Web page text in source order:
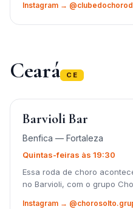
Instagram →
Ceará CE
Barvioli Bar
Benfica — Fortaleza
Quintas-feiras às 19:30
Essa roda de choro
no Barvioli, com o grupo
Instagram →